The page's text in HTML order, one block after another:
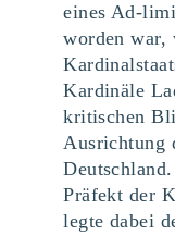
eines Ad-
worden war,
Kardinäle
kritischen
Ausrichtung
Deutschland.
Präfekt der
legte dabei